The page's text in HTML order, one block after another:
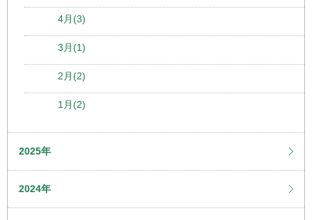
4月(3)
3月(1)
2月(2)
1月(2)
2025年
2024年